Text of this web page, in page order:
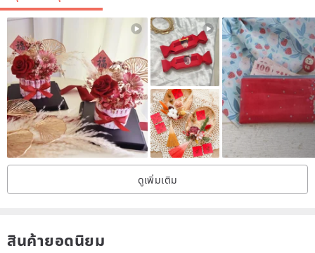
ดูเพิ่มเติม
สินค้ายอดนิยม